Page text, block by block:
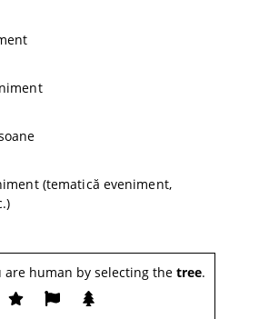
are human by selecting the tree.